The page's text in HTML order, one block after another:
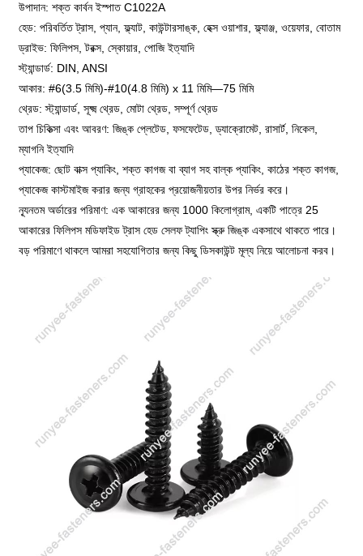
উপাদান: শক্ত কার্বন ইস্পাত C1022A
হেড: পরিবর্তিত ট্রাস, প্যান, ফ্ল্যাট, কাউন্টারসাঙ্ক, হেক্স ওয়াশার, ফ্ল্যাঞ্জ, ওয়েফার, বোতাম
ড্রাইভ: ফিলিপস, টরক্স, স্কোয়ার, পোজি ইত্যাদি
স্ট্যান্ডার্ড: DIN, ANSI
আকার: #6(3.5 মিমি)-#10(4.8 মিমি) x 11 মিমি—75 মিমি
থ্রেড: স্ট্যান্ডার্ড, সূক্ষ্ম থ্রেড, মোটা থ্রেড, সম্পূর্ণ থ্রেড
তাপ চিকিত্সা এবং আবরণ: জিঙ্ক প্লেটেড, ফসফেটেড, ড্যাক্রোমেট, রাসার্ট, নিকেল,
ম্যাগনি ইত্যাদি
প্যাকেজ: ছোট বাক্স প্যাকিং, শক্ত কাগজ বা ব্যাগ সহ বাল্ক প্যাকিং, কাঠের শক্ত কাগজ,
প্যাকেজ কাস্টমাইজ করার জন্য গ্রাহকের প্রয়োজনীয়তার উপর নির্ভর করে।
ন্যূনতম অর্ডারের পরিমাণ: এক আকারের জন্য 1000 কিলোগ্রাম, একটি পাত্রে 25
আকারের ফিলিপস মডিফাইড ট্রাস হেড সেলফ ট্যাপিং স্ক্রু জিঙ্ক একসাথে থাকতে পারে।
বড় পরিমাণে থাকলে আমরা সহযোগিতার জন্য কিছু ডিসকাউন্ট মূল্য নিয়ে আলোচনা করব।